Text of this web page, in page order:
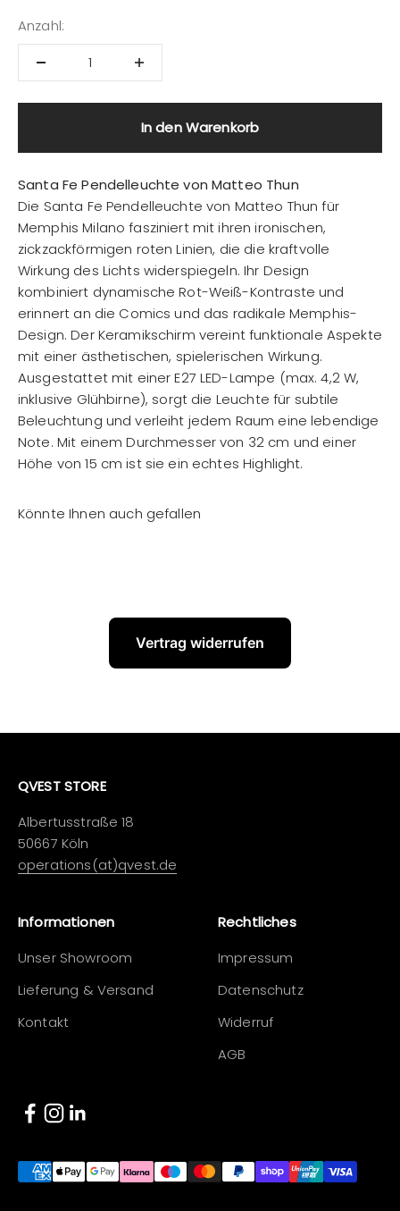
Anzahl:
In den Warenkorb
Santa Fe Pendelleuchte von Matteo Thun
Die Santa Fe Pendelleuchte von Matteo Thun für
Memphis Milano fasziniert mit ihren ironischen,
zickzackförmigen roten Linien, die die kraftvolle
Wirkung des Lichts widerspiegeln. Ihr Design
kombiniert dynamische Rot-Weiß-Kontraste und
erinnert an die Comics und das radikale Memphis-
Design. Der Keramikschirm vereint funktionale Aspekte
mit einer ästhetischen, spielerischen Wirkung.
Ausgestattet mit einer E27 LED-Lampe (max. 4,2 W,
inklusive Glühbirne), sorgt die Leuchte für subtile
Beleuchtung und verleiht jedem Raum eine lebendige
Note. Mit einem Durchmesser von 32 cm und einer
Höhe von 15 cm ist sie ein echtes Highlight.
Vertrag widerrufen
QVEST STORE
Albertusstraße 18
50667 Köln
operations(at)qvest.de
Informationen
Unser Showroom
Lieferung & Versand
Kontakt
Rechtliches
Impressum
Datenschutz
Widerruf
AGB